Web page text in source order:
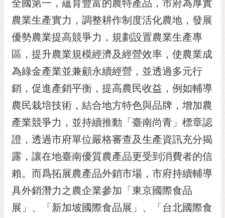
全國第一，蘊育豐富的農特產品，市府為厚實
農業生產實力，調整耕作制度活化農地，發展
優勢農業提高競爭力，規劃設置農業生產專
區，提升農業規模經濟及經營效率，使農業成
為綠金產業並兼顧永續經營，並透過多元行
銷，促進產銷平衡，提高農民收益，例如輔導
農民栽培技術，結合地方特色與品牌，增加農
產業競爭力，並持續推動「臺南尚青」標章認
證，透過市府單位嚴格審查及生產資訊充分揭
露，讓在地臺南優質農產品更受到消費者的信
賴。而爲拓展農產品外銷市場，市府持續輔導
具外銷潛力之農企業參加「東京國際食品
展」、「新加坡國際食品展」、「台北國際食